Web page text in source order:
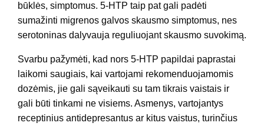
būklės, simptomus. 5-HTP taip pat gali padėti
sumažinti migrenos galvos skausmo simptomus, nes
serotoninas dalyvauja reguliuojant skausmo suvokimą.
Svarbu pažymėti, kad nors 5-HTP papildai paprastai
laikomi saugiais, kai vartojami rekomenduojamomis
dozėmis, jie gali sąveikauti su tam tikrais vaistais ir
gali būti tinkami ne visiems. Asmenys, vartojantys
receptinius antidepresantus ar kitus vaistus, turinčius